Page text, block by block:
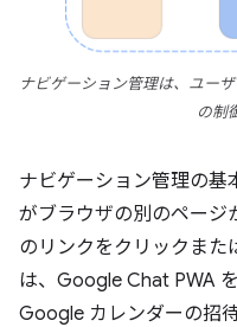
ナビゲーション管理は、ユー
の制
ナビゲーション管理の基
がブラウザの別のページ
のリンクをクリックまた
は、Google Chat PWA
Google カレンダーの招